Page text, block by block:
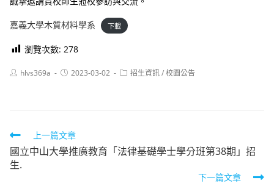
嘉義大學木質材料學系 下載
瀏覽次數: 278
Posthlvs369a
Post2023-03-02
Post招生資訊/校園公告
Read
more
articles
上一篇文章
國立中山大學推廣教育「法律基礎學士學分班第38期」招
生.
下一篇文章